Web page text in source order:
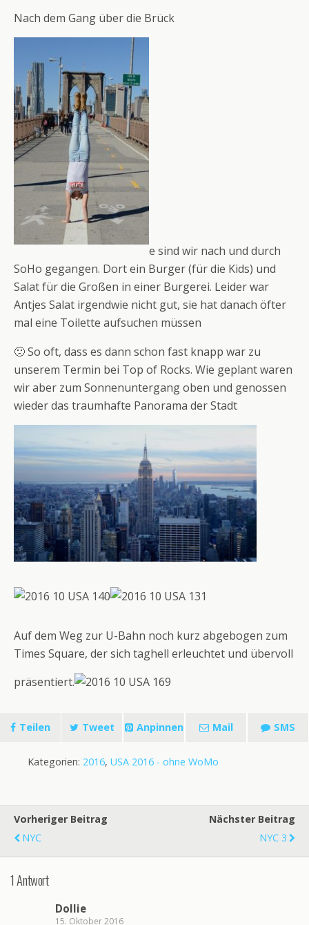
Nach dem Gang über die Brück
e sind wir nach und durch
SoHo gegangen. Dort ein Burger (für die Kids) und
Salat für die Großen in einer Burgerei. Leider war
Antjes Salat irgendwie nicht gut, sie hat danach öfter
mal eine Toilette aufsuchen müssen
🙁 So oft, dass es dann schon fast knapp war zu
unserem Termin bei Top of Rocks. Wie geplant waren
wir aber zum Sonnenuntergang oben und genossen
wieder das traumhafte Panorama der Stadt
Auf dem Weg zur U-Bahn noch kurz abgebogen zum
Times Square, der sich taghell erleuchtet und übervoll
präsentiert.
Teilen Tweet Anpinnen Mail SMS
Kategorien: 2016, USA 2016 - ohne WoMo
Vorheriger Beitrag
NYC
Nächster Beitrag
NYC 3
1 Antwort
Dollie
15. Oktober 2016